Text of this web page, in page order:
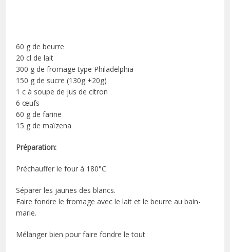
60 g de beurre
20 cl de lait
300 g de fromage type Philadelphia
150 g de sucre (130g +20g)
1 c à soupe de jus de citron
6 œufs
60 g de farine
15 g de maïzena
Préparation:
Préchauffer le four à 180°C
Séparer les jaunes des blancs.
Faire fondre le fromage avec le lait et le beurre au bain-
marie.
Mélanger bien pour faire fondre le tout